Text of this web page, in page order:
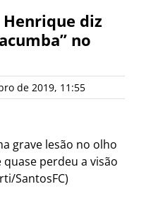
diz
no
de 2019, 11:55
grave lesão no olho
perdeu a visão
SantosFC)